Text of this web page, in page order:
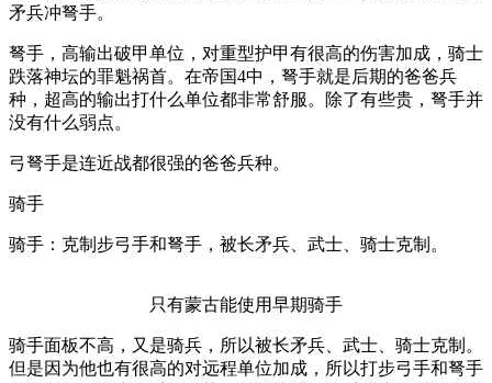
矛兵冲弩手。
弩手，高输出破甲单位，对重型护甲有很高的伤害加成，骑士
跌落神坛的罪魁祸首。在帝国4中，弩手就是后期的爸爸兵
种，超高的输出打什么单位都非常舒服。除了有些贵，弩手并
没有什么弱点。
弓弩手是连近战都很强的爸爸兵种。
骑手
骑手：克制步弓手和弩手，被长矛兵、武士、骑士克制。
只有蒙古能使用早期骑手
骑手面板不高，又是骑兵，所以被长矛兵、武士、骑士克制。
但是因为他也有很高的对远程单位加成，所以打步弓手和弩手